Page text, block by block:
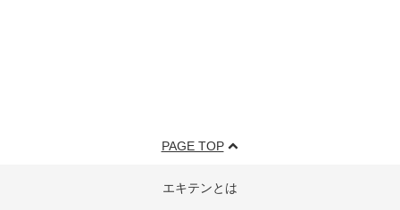
PAGE TOP
エキテンとは